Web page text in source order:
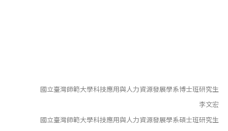
國立臺灣師範大學科技應用與人力資源發展學系博士班研究生
李文宏
國立臺灣師範大學科技應用與人力資源發展學系碩士班研究生